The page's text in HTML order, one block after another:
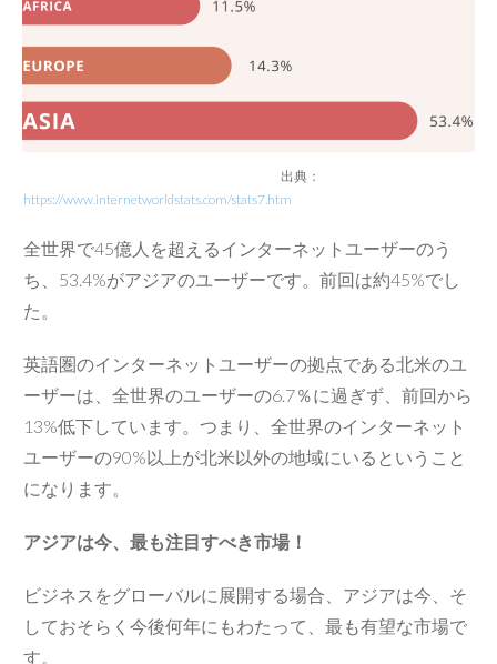
出典：
https://www.internetworldstats.com/stats7.htm
全世界で45億人を超えるインターネットユーザーのう
ち、53.4%がアジアのユーザーです。前回は約45%でし
た。
英語圏のインターネットユーザーの拠点である北米のユ
ーザーは、全世界のユーザーの6.7％に過ぎず、前回から
13%低下しています。つまり、全世界のインターネット
ユーザーの90%以上が北米以外の地域にいるということ
になります。
アジアは今、最も注目すべき市場！
ビジネスをグローバルに展開する場合、アジアは今、そ
しておそらく今後何年にもわたって、最も有望な市場で
す。